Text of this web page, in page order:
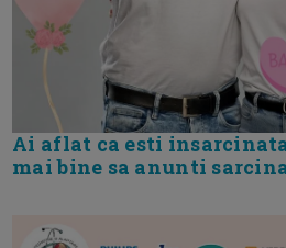
Ai aflat ca esti
mai bine sa anunti